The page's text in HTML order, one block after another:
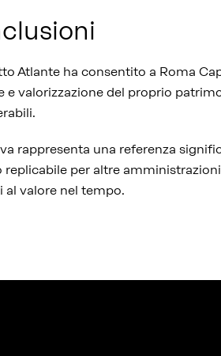
Atlante ha consentito a Roma
e valorizzazione del proprio
rappresenta una referenza
replicabile per altre
al valore nel tempo.